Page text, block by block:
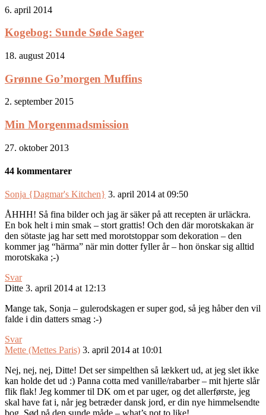
6. april 2014
Kogebog: Sunde Søde Sager
18. august 2014
Grønne Go’morgen Muffins
2. september 2015
Min Morgenmadsmission
27. oktober 2013
44 kommentarer
Sonja {Dagmar's Kitchen} 3. april 2014 at 09:50
ÅHHH! Så fina bilder och jag är säker på att recepten är urläckra.
En bok helt i min smak – stort grattis! Och den där morotskakan är
den sötaste jag har sett med morotstoppar som dekoration – den
kommer jag “härma” när min dotter fyller år – hon önskar sig alltid
morotskaka ;-)
Svar
Ditte 3. april 2014 at 12:13
Mange tak, Sonja – gulerodskagen er super god, så jeg håber den vil
falde i din datters smag :-)
Svar
Mette (Mettes Paris) 3. april 2014 at 10:01
Nej, nej, nej, Ditte! Det ser simpelthen så lækkert ud, at jeg slet ikke
kan holde det ud :) Panna cotta med vanille/rabarber – mit hjerte slår
flik flak! Jeg kommer til DK om et par uger, og det allerførste, jeg
skal have fat i, når jeg betræder dansk jord, er din nye himmelsendte